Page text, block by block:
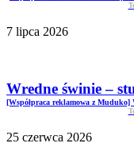
7 lipca 2026
Wredne świnie –
[Współpraca reklamowa z Muduko]
25 czerwca 2026